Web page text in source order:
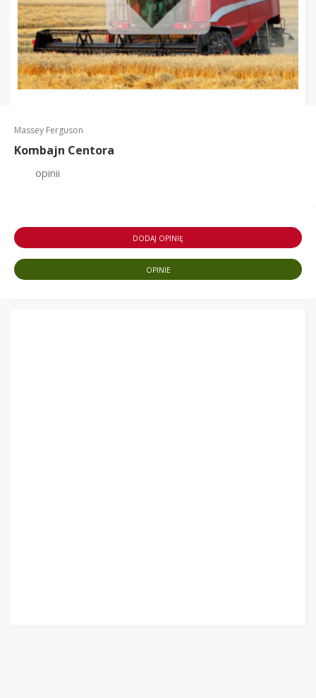
Massey Ferguson
Kombajn Centora
opinii
DODAJ OPINIĘ
OPINIE